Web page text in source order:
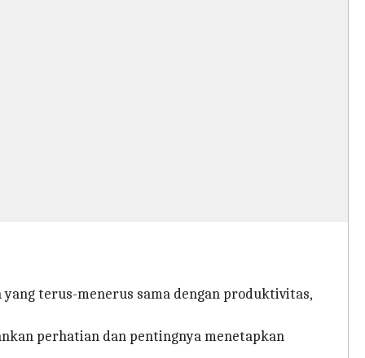
terus-menerus sama dengan produktivitas,
perhatian dan pentingnya menetapkan